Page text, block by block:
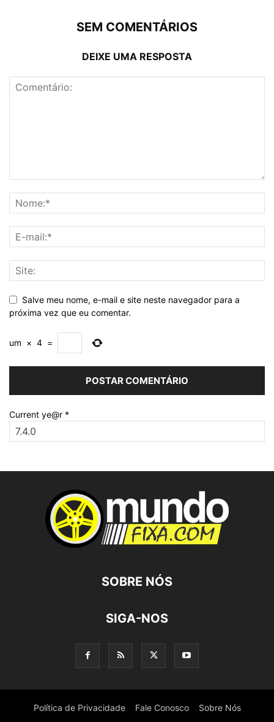
SEM COMENTÁRIOS
DEIXE UMA RESPOSTA
Salve meu nome, e-mail e site neste navegador para a
próxima vez que eu comentar.
um × 4 =
Current ye@r *
SOBRE NÓS
SIGA-NOS
Política de Privacidade Fale Conosco Sobre Nós